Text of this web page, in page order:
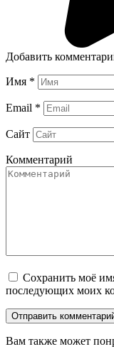
Добавить
Имя *
Email *
Сайт
Комментарий
Сохранить моё
последующих моих
Вам также может